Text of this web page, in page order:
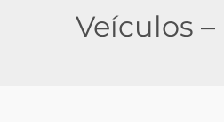
Veículos –